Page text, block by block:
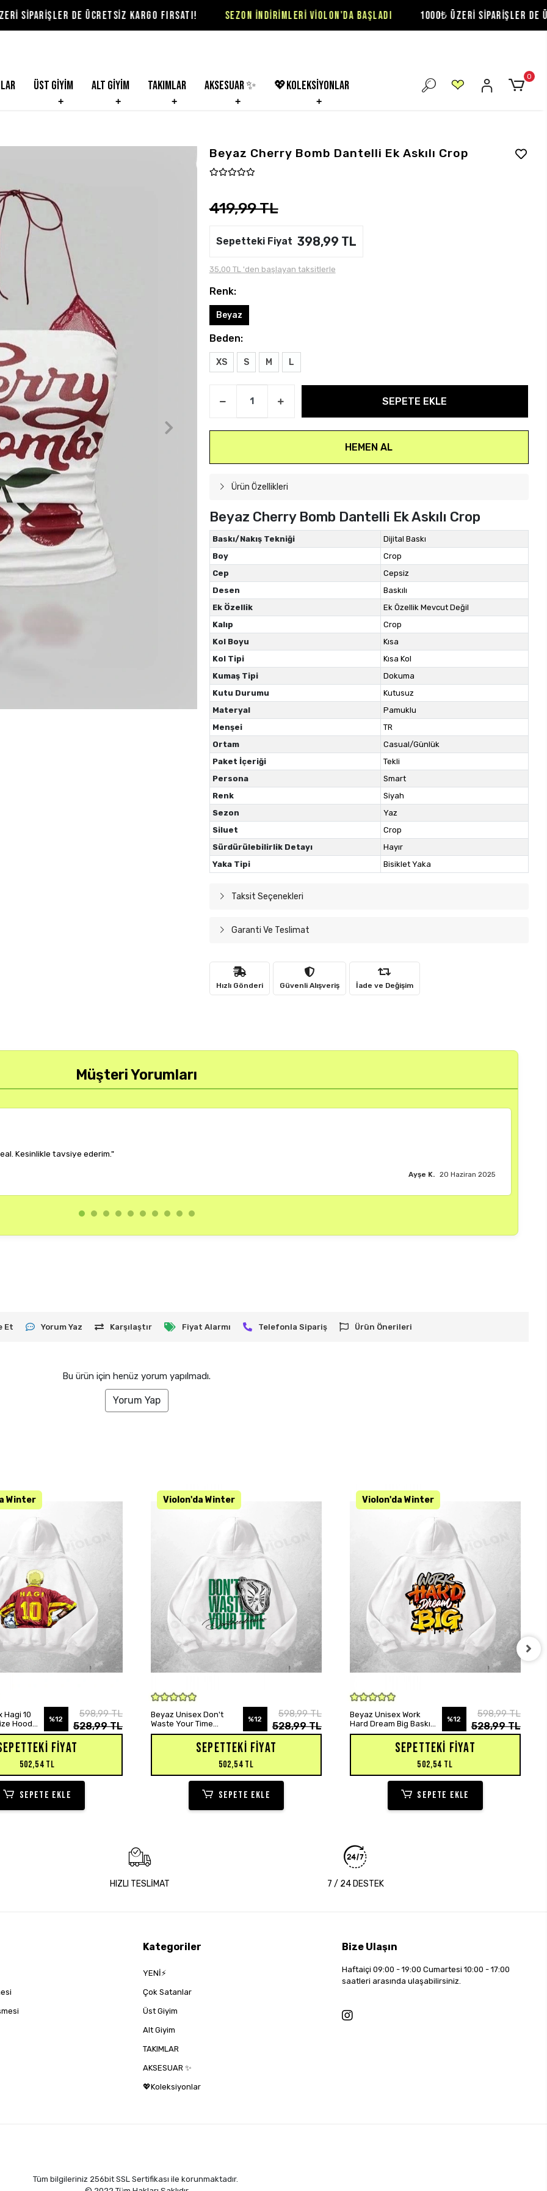
DE ÜCRETSİZ KARGO FIRSATI! SEZON İNDİRİMLERİ VİOLON'DA BAŞLADI 1000₺ ÜZERİ SİPARİŞLER DE ÜCRETSİZ
Üst Giyim Alt Giyim Takımlar Aksesuar ✨ 💖koleksiyonlar
0
Beyaz Cherry Bomb Dantelli Ek Askılı Crop
419,99 TL
Sepetteki Fiyat 398,99 TL
35,00 TL 'den başlayan taksitlerle
Renk:
Beyaz
Beden:
XS S M L
SEPETE EKLE
HEMEN AL
Ürün Özellikleri
Beyaz Cherry Bomb Dantelli Ek Askılı Crop
Baskı/Nakış Tekniği
Dijital Baskı
Boy
Crop
Cep
Cepsiz
Desen
Baskılı
Ek Özellik
Ek Özellik Mevcut Değil
Kalıp
Crop
Kol Boyu
Kısa
Kol Tipi
Kısa Kol
Kumaş Tipi
Dokuma
Kutu Durumu
Kutusuz
Materyal
Pamuklu
Menşei
TR
Ortam
Casual/Günlük
Paket İçeriği
Tekli
Persona
Smart
Renk
Siyah
Sezon
Yaz
Siluet
Crop
Sürdürülebilirlik Detayı
Hayır
Yaka Tipi
Bisiklet Yaka
Taksit Seçenekleri
Garanti Ve Teslimat
Hızlı Gönderi Güvenli Alışveriş İade ve Değişim
Müşteri Yorumları
çok memnun kaldım."
Burak M. 18 Haziran 2025
Et Yorum Yaz Karşılaştır Fiyat Alarmı Telefonla Sipariş Ürün Önerileri
Bu ürün için henüz yorum yapılmadı.
Yorum Yap
SEPETE EKLE
Hagi 10
Hoodie
%12
598,99 TL
528,99 TL
FIYAT
502,54 TL
SEPETE EKLE
SEPETE EKLE
Beyaz Unisex Don't
Waste Your Time
Baskılı Oversize Hoodie
%12
598,99 TL
528,99 TL
SEPETTEKI FIYAT
502,54 TL
SEPETE EKLE
SEPETE EKLE
Beyaz Unisex Work
Hard Dream Big Baskılı
Oversize Hoodie
%12
598,99 TL
528,99 TL
SEPETTEKI FIYAT
502,54 TL
SEPETE EKLE
HIZLI TESLİMAT 7 / 24 DESTEK
Kategoriler
YENİ⚡
Çok Satanlar
Üst Giyim
Alt Giyim
TAKIMLAR
AKSESUAR ✨
💖Koleksiyonlar
Bize Ulaşın
Haftaiçi 09:00 - 19:00 Cumartesi 10:00 - 17:00
saatleri arasında ulaşabilirsiniz.
Tüm bilgileriniz 256bit SSL Sertifikası ile korunmaktadır.